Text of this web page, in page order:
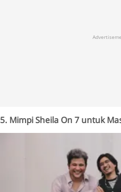
5. Mimpi Sheila On 7 untuk